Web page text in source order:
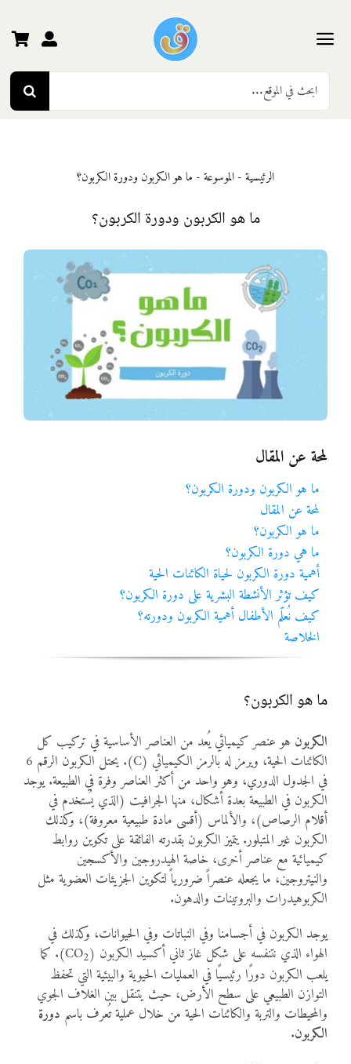
content
Toggle
Navigation
الرئيسية
المرحلة الثانية
المرحلة الثالثة
أنواع الموارد
الألعاب التفاعلية
Search
for:
الرئيسية-الموسوعة- ما هو الكربون ودورة الكربون؟
ما هو الكربون ودورة الكربون؟
لمحة عن المقال
ما هو الكربون ودورة الكربون؟
لمحة عن المقال
ما هو الكربون؟
ما هي دورة الكربون؟
أهمية دورة الكربون لحياة الكائنات الحية
كيف تؤثر الأنشطة البشرية على دورة الكربون؟
كيف نُعلّم الأطفال أهمية الكربون ودورته؟
الخلاصة
ما هو الكربون؟
الكربون هو عنصر كيميائي يُعد من العناصر الأساسية في تركيب كل
الكائنات الحية، ويرمز له بالرمز الكيميائي (C). يحتل الكربون الرقم 6
في الجدول الدوري، وهو واحد من أكثر العناصر وفرة في الطبيعة. يوجد
الكربون في الطبيعة بعدة أشكال، منها الجرافيت (الذي يُستخدم في
أقلام الرصاص)، والألماس (أقسى مادة طبيعية معروفة)، وكذلك
الكربون غير المتبلور. يتميز الكربون بقدرته الفائقة على تكوين روابط
كيميائية مع عناصر أخرى، خاصة الهيدروجين والأكسجين
والنيتروجين، ما يجعله عنصراً ضرورياً لتكوين الجزيئات العضوية مثل
الكربوهيدرات والبروتينات والدهون.
يوجد الكربون في أجسامنا وفي النباتات وفي الحيوانات، وكذلك في
الهواء الذي نتنفسه على شكل غاز ثاني أكسيد الكربون (CO2
). كما
يلعب الكربون دورًا رئيسيًا في العمليات الحيوية والبيئية التي تحفظ
التوازن الطبيعي على سطح الأرض، حيث يتنقل بين الغلاف الجوي
والمحيطات والتربة والكائنات الحية من خلال عملية تُعرف باسم دورة
الكربون.